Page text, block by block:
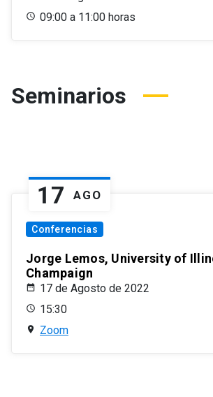
09:00 a 11:00 horas
Seminarios
17 AGO
Conferencias
Jorge Lemos, University of
Champaign
17 de Agosto de 2022
15:30
Zoom